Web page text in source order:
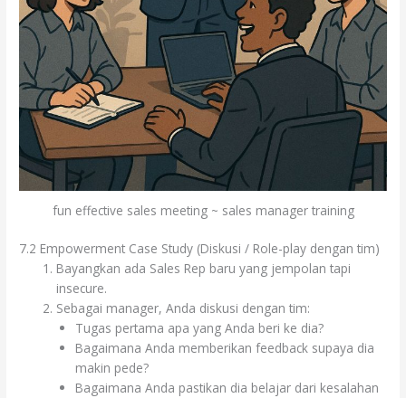
fun effective sales meeting ~ sales manager training
7.2 Empowerment Case Study (Diskusi / Role-play dengan tim)
Bayangkan ada Sales Rep baru yang jempolan tapi
insecure.
Sebagai manager, Anda diskusi dengan tim:
Tugas pertama apa yang Anda beri ke dia?
Bagaimana Anda memberikan feedback supaya dia
makin pede?
Bagaimana Anda pastikan dia belajar dari kesalahan